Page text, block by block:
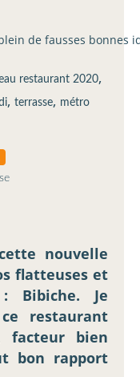
de fausses bonnes
restaurant 2020,
, terrasse, métro
nouvelle
flatteuses et
Bibiche. Je
restaurant
facteur bien
bon rapport